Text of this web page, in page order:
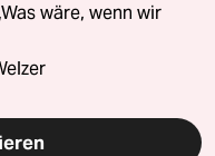
wäre, wenn wir